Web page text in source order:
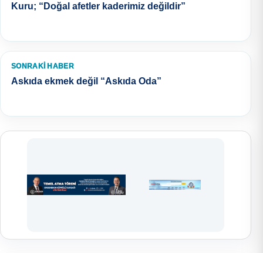
Kuru; “Doğal afetler kaderimiz değildir”
SONRAKI HABER
Askıda ekmek değil “Askıda Oda”